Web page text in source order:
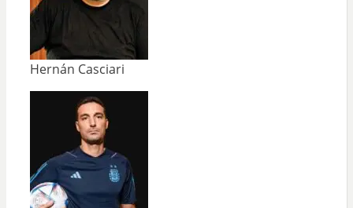
Hernán Casciari